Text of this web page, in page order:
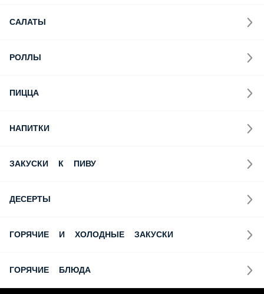
САЛАТЫ
РОЛЛЫ
ПИЦЦА
НАПИТКИ
ЗАКУСКИ К ПИВУ
ДЕСЕРТЫ
ГОРЯЧИЕ И ХОЛОДНЫЕ ЗАКУСКИ
ГОРЯЧИЕ БЛЮДА